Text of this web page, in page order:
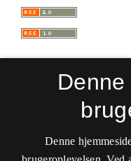
Sprogforum.
kulturpædagogik
ISSN 0909-9328
ISSN 1399-8617
Denne